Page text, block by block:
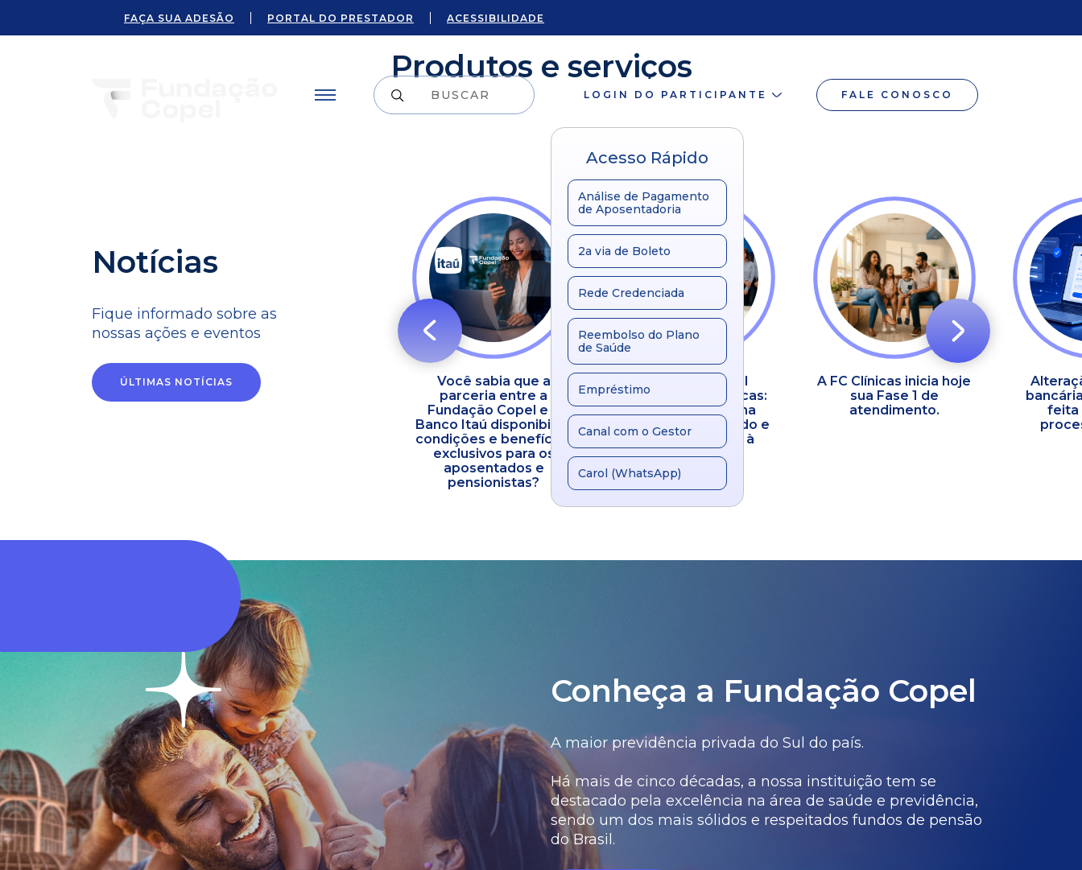
FAÇA SUA ADESÃO PORTAL DO PRESTADOR ACESSIBILIDADE
LOGIN DO PARTICIPANTE FALE CONOSCO
Acesso Rápido
Análise de Pagamento
de Aposentadoria
2a via de Boleto
Rede Credenciada
Reembolso do Plano
de Saúde
Empréstimo
Canal com o Gestor
Carol (WhatsApp)
Produtos e serviços
Notícias
Fique informado sobre as
nossas ações e eventos
ÚLTIMAS NOTÍCIAS
Alteração de conta
bancária passa a ser
Horário de
atendimento na
Você sabia que a
parceria entre a
Fundação Copel e o
Banco Itaú disponibiliza
condições e benefícios
exclusivos para os
aposentados e
pensionistas?
Fundação Copel
inaugura a FC Clínicas:
Um novo marco na
evolução do cuidado e
atenção integral à
saúde
A FC Clínicas inicia hoje
sua Fase 1 de
atendimento.
feita
Conheça a Fundação Copel
A maior previdência privada do Sul do país.
Há mais de cinco décadas, a nossa instituição tem se
destacado pela excelência na área de saúde e previdência,
sendo um dos mais sólidos e respeitados fundos de pensão
do Brasil.